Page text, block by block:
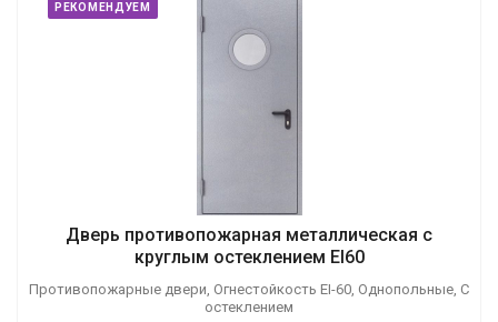
РЕКОМЕНДУЕМ
Дверь противопожарная металлическая с
круглым остеклением EI60
Противопожарные двери, Огнестойкость EI-60, Однопольные, С
остеклением